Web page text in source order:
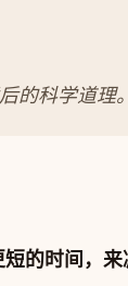
的科学道理。
短的时间，